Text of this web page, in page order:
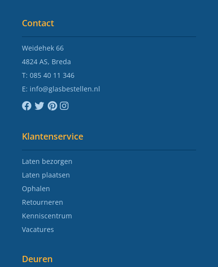
Contact
Weidehek 66
4824 AS, Breda
T: 085 40 11 346
E: info@glasbestellen.nl
Klantenservice
Laten bezorgen
Laten plaatsen
Ophalen
Retourneren
Kenniscentrum
Vacatures
Deuren